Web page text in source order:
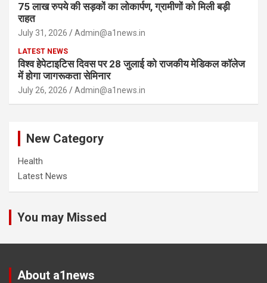
75 लाख रुपये की सड़कों का लोकार्पण, ग्रामीणों को मिली बड़ी
राहत
July 31, 2026 Admin@a1news.in
LATEST NEWS
विश्व हेपेटाइटिस दिवस पर 28 जुलाई को राजकीय मेडिकल कॉलेज
में होगा जागरूकता सेमिनार
July 26, 2026 Admin@a1news.in
New Category
Health
Latest News
You may Missed
About a1news